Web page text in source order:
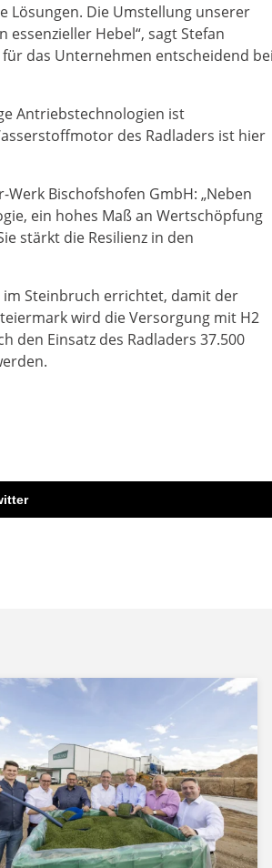
Lösungen. Die Umstellung unserer
Hebel“, sagt Stefan
für das Unternehmen entscheidend bei
Antriebstechnologien ist
des Radladers ist hier
Bischofshofen GmbH: „Neben
ein hohes Maß an Wertschöpfung
stärkt die Resilienz in den
im Steinbruch errichtet, damit der
wird die Versorgung mit H2
den Einsatz des Radladers 37.500